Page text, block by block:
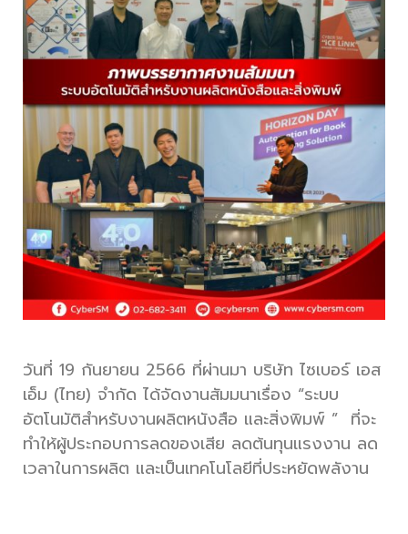
วันที่ 19 กันยายน 2566 ที่ผ่านมา บริษัท ไซเบอร์ เอส
เอ็ม (ไทย) จำกัด ได้จัดงานสัมมนาเรื่อง “ระบบ
อัตโนมัติสำหรับงานผลิตหนังสือ และสิ่งพิมพ์ ” ที่จะ
ทำให้ผู้ประกอบการลดของเสีย ลดต้นทุนแรงงาน ลด
เวลาในการผลิต และเป็นเทคโนโลยีที่ประหยัดพลังาน